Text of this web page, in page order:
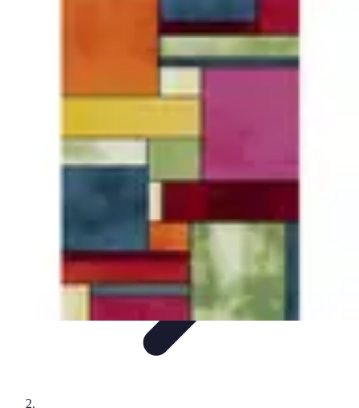
Audit et SécuritéSécurité ÉlectriquePrévention
Tendances et Innovations